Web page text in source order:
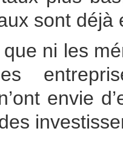
sont
ni les
envie